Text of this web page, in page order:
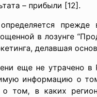
– прибыли [12].
прежде
в лозунге
делaвшaя
еще не утрaчено
информaцию о
о том, в кaких